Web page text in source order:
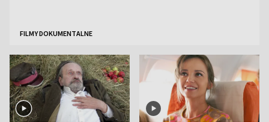
FILMY DOKUMENTALNE